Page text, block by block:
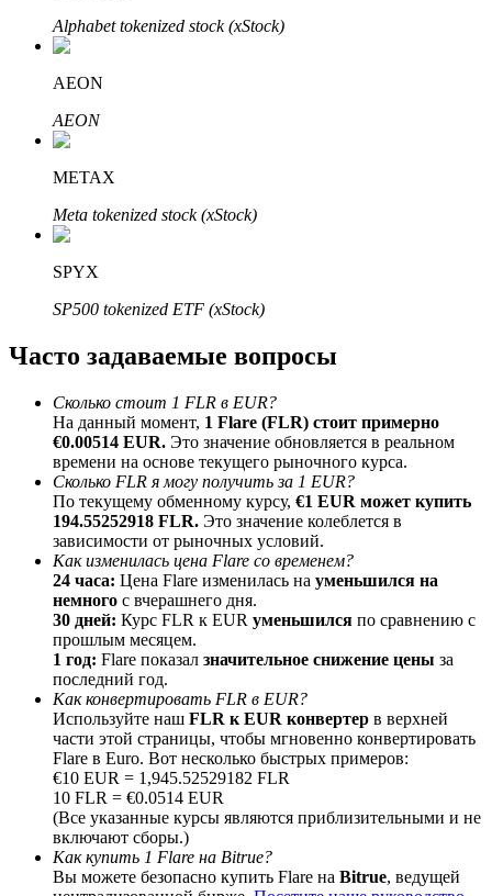
Bitrue Партнеры
Партнеры Bitrue
Реферал
Пригласите друга, чтобы получить денежные
вознаграждения
Deposit CASHCAT & Win
Alphabet tokenized stock (xStock)
AEON
AEON
METAX
Meta tokenized stock (xStock)
SPYX
SP500 tokenized ETF (xStock)
Часто задаваемые вопросы
Сколько стоит 1 FLR в EUR?
На данный момент, 1 Flare (FLR) стоит примерно
€0.00514 EUR. Это значение обновляется в реальном
времени на основе текущего рыночного курса.
Сколько FLR я могу получить за 1 EUR?
По текущему обменному курсу, €1 EUR может купить
194.55252918 FLR. Это значение колеблется в
зависимости от рыночных условий.
Как изменилась цена Flare со временем?
24 часа: Цена Flare изменилась на уменьшился на
немного с вчерашнего дня.
30 дней: Курс FLR к EUR уменьшился по сравнению с
прошлым месяцем.
1 год: Flare показал значительное снижение цены за
последний год.
Как конвертировать FLR в EUR?
Используйте наш FLR к EUR конвертер в верхней
части этой страницы, чтобы мгновенно конвертировать
Flare в Euro. Вот несколько быстрых примеров:
€10 EUR = 1,945.52529182 FLR
10 FLR = €0.0514 EUR
(Все указанные курсы являются приблизительными и не
включают сборы.)
Как купить 1 Flare на Bitrue?
Вы можете безопасно купить Flare на Bitrue, ведущей